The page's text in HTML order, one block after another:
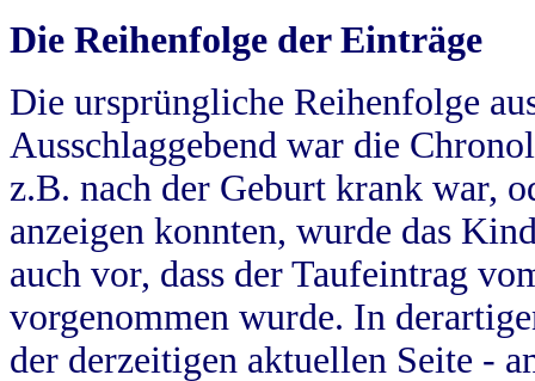
Die Reihenfolge der Einträge
Die ursprüngliche Reihenfolge
Ausschlaggebend war die
z.B. nach der Geburt krank war,
anzeigen konnten, wurde das
auch vor, dass der Taufeintrag
vorgenommen wurde. In
der derzeitigen aktuellen Seite -